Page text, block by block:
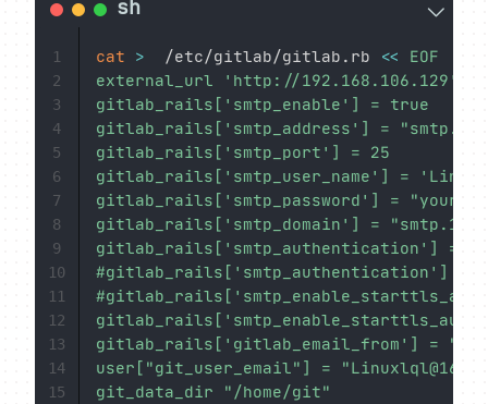
cat >
  /etc/gitlab/gitlab.rb
<<
EOF
external_url 'http://192.168.106.129'
gitlab_rails['smtp_enable'] = true
gitlab_rails['smtp_address'] =
gitlab_rails['smtp_port'] = 25
gitlab_rails['smtp_user_name'] =
gitlab_rails['smtp_password'] =
gitlab_rails['smtp_domain'] =
gitlab_rails['smtp_authentication'] =
#gitlab_rails['smtp_authentication'] =
gitlab_rails['gitlab_email_from'] =
user["git_user_email"] =
git_data_dir "/home/git"
1
2
3
4
5
6
7
8
9
10
11
12
13
14
15